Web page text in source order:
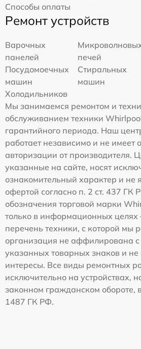
Способы оплаты
Ремонт устройств
Варочных
панелей
печей
Посудомоечных
машин
Стиральных
машин
Холодильников
Мы занимаемся ремонтом и
обслуживанием техники
гарантийного периода. Наш
работает независимо и не имеет
авторизации от производителя.
указанные на сайте, носят
ознакомительный характер и не
офертой согласно п. 2 ст. 437 ГК
обозначения торговой марки
только в информационных целях
перечень техники, с которой мы
организация не аффилирована
указанных товарных знаков и не
интересы. Все виды ремонтных
исключительно на устройствах,
законном гражданском обороте, в
1487 ГК РФ.